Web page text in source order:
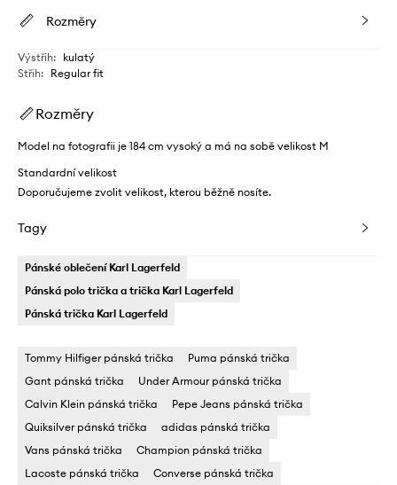
Rozměry
Výstřih: kulatý
Střih: Regular fit
Rozměry
Model na fotografii je 184 cm vysoký a má na sobě velikost M
Standardní velikost
Doporučujeme zvolit velikost, kterou běžně nosíte.
Tagy
Pánské oblečení Karl Lagerfeld
Pánská polo trička a trička Karl Lagerfeld
Pánská trička Karl Lagerfeld
Tommy Hilfiger pánská trička
Puma pánská trička
Gant pánská trička
Under Armour pánská trička
Calvin Klein pánská trička
Pepe Jeans pánská trička
Quiksilver pánská trička
adidas pánská trička
Vans pánská trička
Champion pánská trička
Lacoste pánská trička
Converse pánská trička